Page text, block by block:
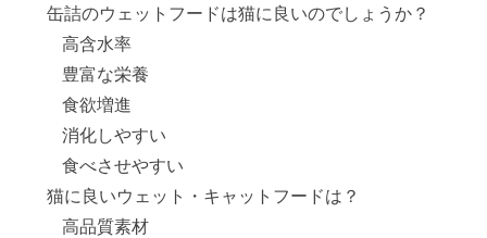
缶詰のウェットフードは猫に良いのでしょうか？
高含水率
豊富な栄養
食欲増進
消化しやすい
食べさせやすい
猫に良いウェット・キャットフードは？
高品質素材